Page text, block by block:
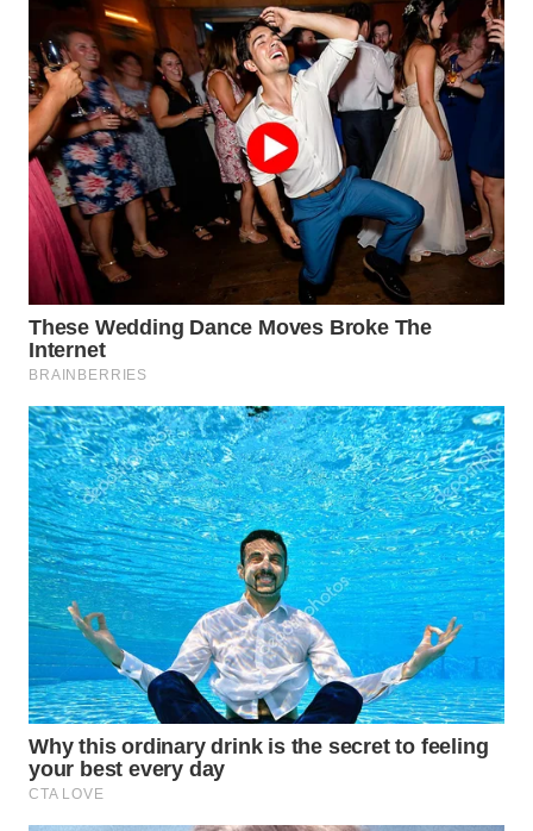
TINGGI
WN
PAKPAK
WN
KARAWANG
WN
BEKASI
WN
BOGOR
WN
DEPOK
WN
TAPANULI
UTARA
WN
SAMOSIR
WN
PADANG
LAWAS